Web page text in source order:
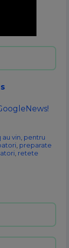
au vin pentru
preparate
retete